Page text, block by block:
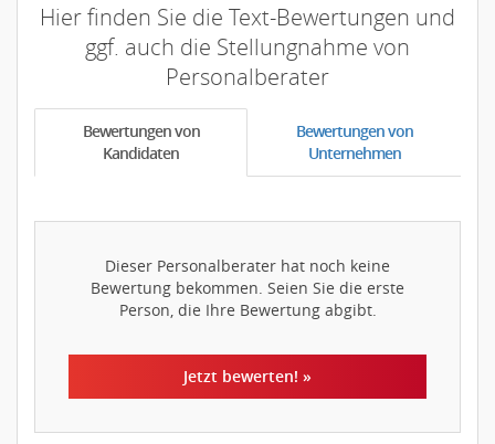
Hier finden Sie die Text-Bewertungen und
ggf. auch die Stellungnahme von
Personalberater
Bewertungen von
Kandidaten
Bewertungen von
Unternehmen
Dieser Personalberater hat noch keine
Bewertung bekommen. Seien Sie die erste
Person, die Ihre Bewertung abgibt.
Jetzt bewerten! »